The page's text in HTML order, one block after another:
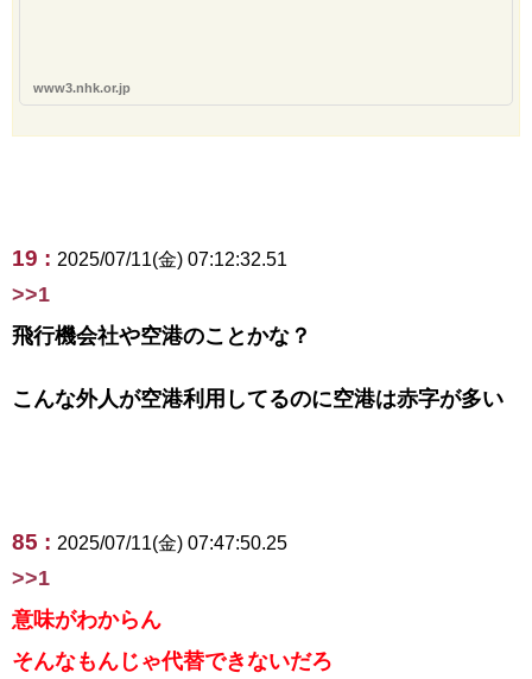
www3.nhk.or.jp
19 : 2025/07/11(金) 07:12:32.51
>>1
飛行機会社や空港のことかな？
こんな外人が空港利用してるのに空港は赤字が多い
85 : 2025/07/11(金) 07:47:50.25
>>1
意味がわからん
そんなもんじゃ代替できないだろ